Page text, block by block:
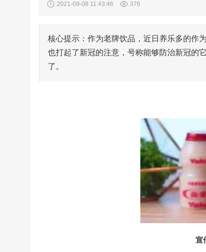
2021-09-08 11:43:46 376
核心提示：作为老牌饮品，近日养乐多的作
也打起了新冠的注意，号称能够防治新冠的
了。
宣